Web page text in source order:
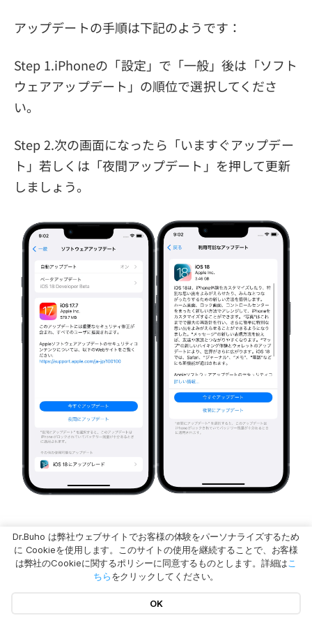
アップデートの手順は下記のようです：
Step 1.iPhoneの「設定」で「一般」後は「ソフト
ウェアアップデート」の順位で選択してくださ
い。
Step 2.次の画面になったら「いますぐアップデー
ト」若しくは「夜間アップデート」を押して更新
しましょう。
もしWi-FiなしでiPhoneをアップデートしたいな
ら、次の記事まで：Wi-FiなしでiOSをアップデー
Dr.Buho は弊社ウェブサイトでお客様の体験をパーソナライズするため
に Cookieを使用します。このサイトの使用を継続することで、お客様
は弊社のCookieに関するポリシーに同意するものとします。詳細は こ
ちらをクリックしてください。
OK